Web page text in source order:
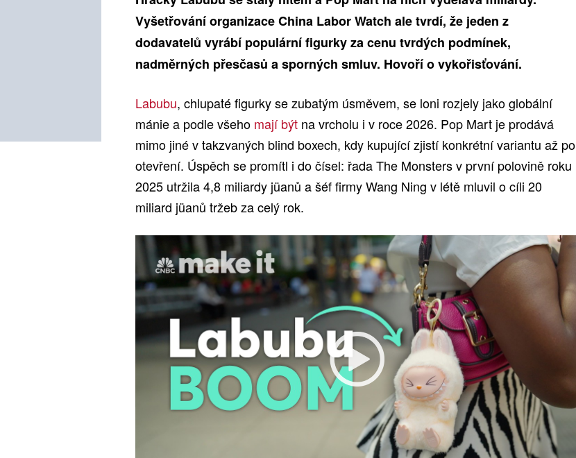
Vyšetřování organizace China Labor Watch ale tvrdí, že jeden z
dodavatelů vyrábí populární figurky za cenu tvrdých podmínek,
nadměrných přesčasů a sporných smluv. Hovoří o vykořisťování.
Labubu, chlupaté figurky se zubatým úsměvem, se loni rozjely jako globální
mánie a podle všeho mají být na vrcholu i v roce 2026. Pop Mart je prodává
mimo jiné v takzvaných blind boxech, kdy kupující zjistí konkrétní variantu až po
otevření. Úspěch se promítl i do čísel: řada The Monsters v první polovině roku
2025 utržila 4,8 miliardy jüanů a šéf firmy Wang Ning v létě mluvil o cíli 20
miliard jüanů tržeb za celý rok.